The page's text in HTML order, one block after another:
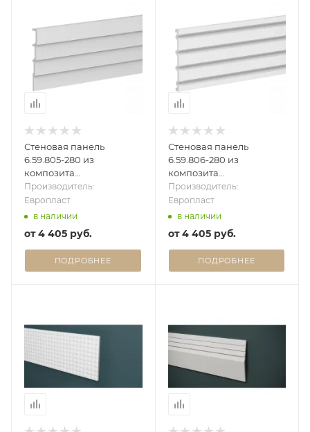
Стеновая панель
6.59.805-280 из
композита
(Дюрополимер)
Европласт - 3D панель
Производитель:
Европласт
в наличии
от4 405 руб.
ПОДРОБНЕЕ
Стеновая панель
6.59.806-280 из
композита
(Дюрополимер)
Европласт - 3D панель
Производитель:
Европласт
в наличии
от4 405 руб.
ПОДРОБНЕЕ